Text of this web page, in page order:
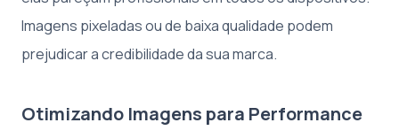
Imagens pixeladas ou de baixa qualidade podem
prejudicar a credibilidade da sua marca.
Otimizando Imagens para Performance